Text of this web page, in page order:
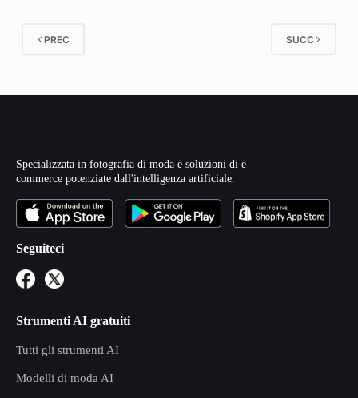
PREC SUCC
Specializzata in fotografia di moda e soluzioni di e-
commerce potenziate dall'intelligenza artificiale.
Seguiteci
Strumenti AI gratuiti
Tutti gli strumenti AI
Modelli di moda AI